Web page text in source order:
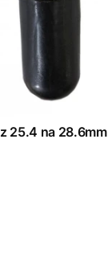
25.4 na 28.6mm